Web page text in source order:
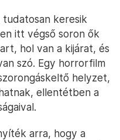
tudatosan keresik
itt végső soron ők
hol van a kijárat, és
szó. Egy horrorfilm
helyzet,
ellentétben a
arra, hogy a